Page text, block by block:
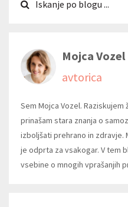
Mojca Vozel
avtorica
Sem Mojca Vozel. Raziskujem
prinašam stara znanja o
izboljšati prehrano in zdravje.
je odprta za vsakogar. V tem
vsebine o mnogih vprašanjih